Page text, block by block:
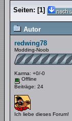
Seiten: [1]
Autor
redwing78
Modding-Noob
Karma: +0/-0
Offline
Beiträge: 24
Ich liebe dieses Forum!